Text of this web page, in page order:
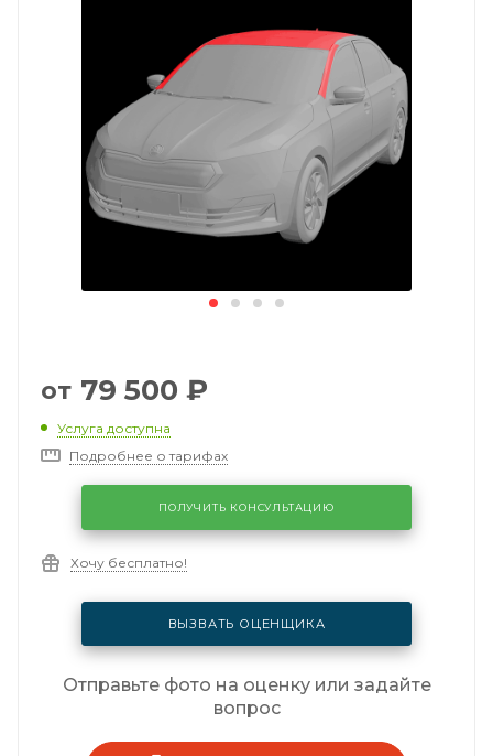
от 79 500 ₽
Услуга доступна
Подробнее о тарифах
ПОЛУЧИТЬ КОНСУЛЬТАЦИЮ
Хочу бесплатно!
ВЫЗВАТЬ ОЦЕНЩИКА
Отправьте фото на оценку или задайте
вопрос